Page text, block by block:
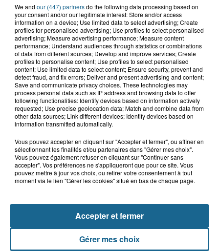
Grand jeu de l'été : les cabines de plages
Gagnez vos entrées pour Dennlys
Parc
Gagnez vos entrées pour le parc
Gagnez vos entrées pour Plopsaland
We and our (447) partnersdo the following data processing based on
your consent and/or our legitimate interest: Store and/or access
information on a device; Use limited data to select advertising; Create
profiles for personalised advertising; Use profiles to select personalised
advertising; Measure advertising performance; Measure content
performance; Understand audiences through statistics or combinations
of data from different sources; Develop and improve services; Create
profiles to personalise content; Use profiles to select personalised
content; Use limited data to select content; Ensure security, prevent and
detect fraud, and fix errors; Deliver and present advertising and content;
Save and communicate privacy choices. These technologies may
process personal data such as IP address and browsing data to offer
following functionalities: Identify devices based on information actively
requested; Use precise geolocation data; Match and combine data from
other data sources; Link different devices; Identify devices based on
information transmitted automatically.
Vous pouvez accepter en cliquant sur "Accepter et fermer", ou affiner en
sélectionnant les finalités et/ou partenaires dans "Gérer mes choix".
Vous pouvez également refuser en cliquant sur "Continuer sans
accepter". Vos préférences ne s'appliqueront que pour ce site. Vous
pouvez mettre à jour vos choix, ou retirer votre consentement à tout
moment via le lien "Gérer les cookies" situé en bas de chaque page.
Gérer mes choix
Accepter et fermer